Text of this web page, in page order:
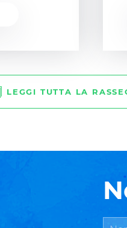
LEGGI TUTTA LA